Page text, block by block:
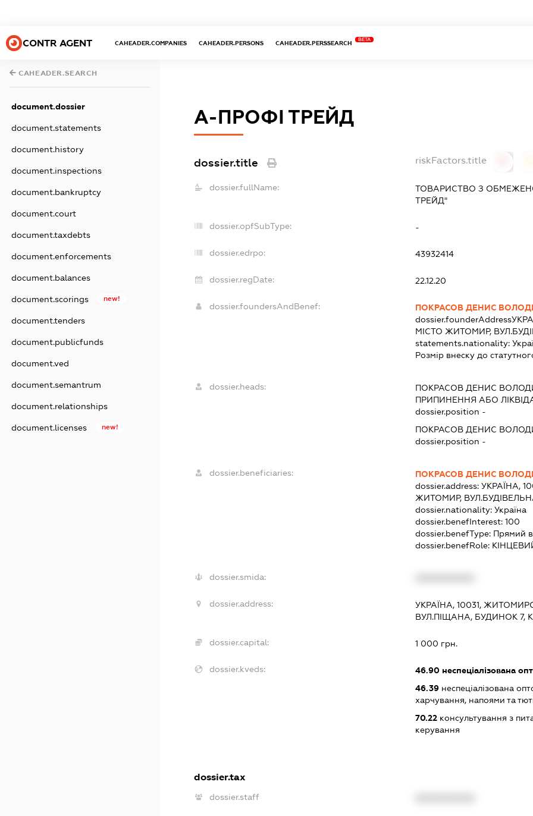
CONTR AGENT CAHEADER.COMPANIES CAHEADER.PERSONS CAHEADER.PERSSEARCH
BETA
CAHEADER.SEARCH
document.dossier
document.statements
document.history
document.inspections
document.bankruptcy
document.court
document.taxdebts
document.enforcements
document.balances
document.scorings new!
document.tenders
document.publicfunds
document.ved
document.semantrum
document.relationships
document.licenses new!
А-ПРОФІ ТРЕЙД
dossier.title riskFactors.title
dossier.fullName:
ТОВАРИСТВО З
ТРЕЙД"
dossier.opfSubType: -
dossier.edrpo: 43932414
dossier.regDate: 22.12.20
dossier.foundersAndBenef:
ПОКРАСОВ ДЕНИС
dossier.founderAddress
МІСТО ЖИТОМИР,
statements.nationality:
Розмір внеску до
dossier.heads: ПОКРАСОВ ДЕНИС
ПРИПИНЕННЯ АБО
dossier.position -
ПОКРАСОВ ДЕНИС
dossier.position -
dossier.beneficiaries:
ПОКРАСОВ ДЕНИС
dossier.address: УКРАЇНА,
ЖИТОМИР,
dossier.nationality: Україна
dossier.benefInterest: 100
dossier.benefType: Прямий
dossier.benefRole:
dossier.smida:
dossier.address:
УКРАЇНА, 10031,
ВУЛ.ПІЩАНА, БУДИНОК 7,
dossier.capital: 1 000 грн.
dossier.kveds: 46.90неспеціалізована
46.39неспеціалізована
харчування, напоями та
70.22консультування з
керування
dossier.tax
dossier.staff